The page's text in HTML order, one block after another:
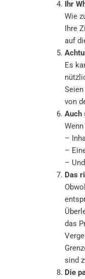
Ihr
Wie
Ihre
auf
Es
von
Auch
–
–
–
Das
das
sind
Die